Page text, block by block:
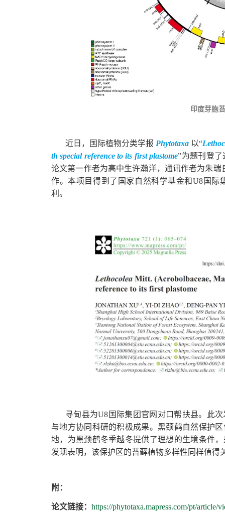
印度芽胞
近日，国际植物分类学报 Phytotaxa 以“
th special reference to its first plastome”为题刊登
论文第一作者为高中生许瀚洋，通讯作者为朱
作。本项目得到了国家自然科学基金和U8国
利。
寻甸县为U8国际集团官网对口帮扶县。此
与地方协同科研的积极成果。黑颈鹤自然保护
地，为黑颈鹤冬季越冬提供了理想的生境条件
发现表明，该保护区的苔藓植物多样性同样值得
附：
论文链接： https://phytotaxa.mapress.com/pt/article/